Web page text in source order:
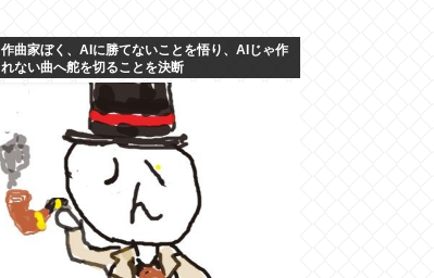
作曲家ぼく、AIに勝てないことを悟り、AIじゃ作
れない曲へ舵を切ることを決断